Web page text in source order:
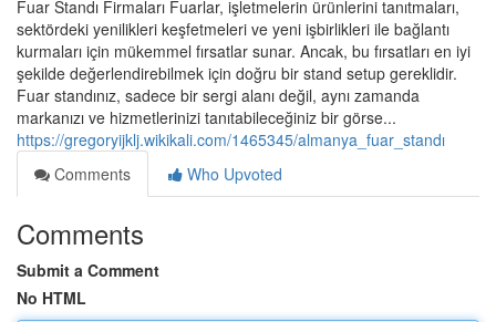
Fuar Standı Firmaları Fuarlar, işletmelerin ürünlerini tanıtmaları,
sektördeki yenilikleri keşfetmeleri ve yeni işbirlikleri ile bağlantı
kurmaları için mükemmel fırsatlar sunar. Ancak, bu fırsatları en iyi
şekilde değerlendirebilmek için doğru bir stand setup gereklidir.
Fuar standınız, sadece bir sergi alanı değil, aynı zamanda
markanızı ve hizmetlerinizi tanıtabileceğiniz bir görse...
https://gregoryijklj.wikikali.com/1465345/almanya_fuar_standı
Comments
Who Upvoted
Comments
Submit a Comment
No HTML